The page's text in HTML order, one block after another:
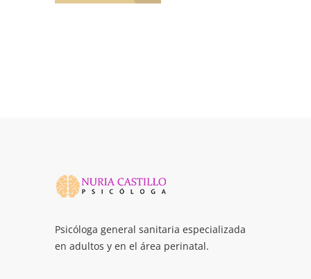
Psicóloga general sanitaria especializada
en adultos y en el área perinatal.